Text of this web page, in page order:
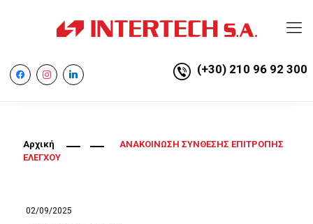
facebookinstagramlinkedin (+30) 210 96 92 300
Αρχική
ΑΝΑΚΟΙΝΩΣΗ ΣΥΝΘΕΣΗΣ ΕΠΙΤΡΟΠΗΣ
ΕΛΕΓΧΟΥ
02/09/2025